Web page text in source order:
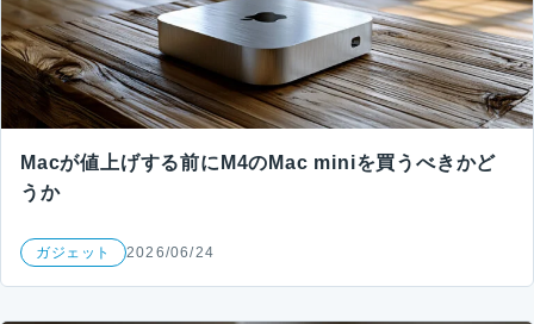
Macが値上げする前にM4のMac miniを買うべきかど
うか
ガジェット 2026/06/24